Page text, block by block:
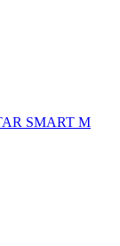
SMART M